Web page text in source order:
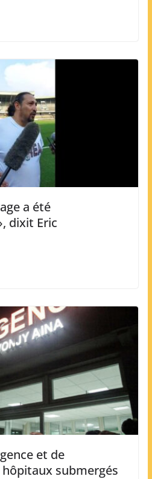
a été
dixit Eric
et de
submergés